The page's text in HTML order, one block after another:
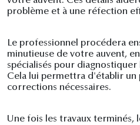
problème et à une réfection
Le professionnel procédera
minutieuse de votre auvent,
spécialisés pour diagnostiquer
Cela lui permettra d'établir un
corrections nécessaires.
Une fois les travaux terminés,